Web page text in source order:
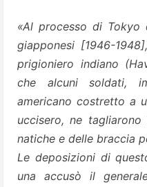
«Al processo di
giapponesi [1946-
prigioniero indiano
che alcuni soldati,
americano costretto a
uccisero, ne
natiche e delle braccia
Le deposizioni di
una accusò il